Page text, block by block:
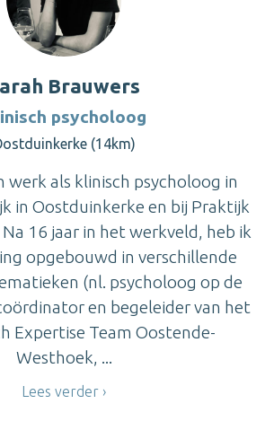
Brauwers
psycholoog
(14km)
werk als klinisch psycholoog in
in Oostduinkerke en bij Praktijk
16 jaar in het werkveld, heb ik
opgebouwd in verschillende
(nl. psycholoog op de
en begeleider van het
Expertise Team Oostende-
Westhoek, ...
Lees verder